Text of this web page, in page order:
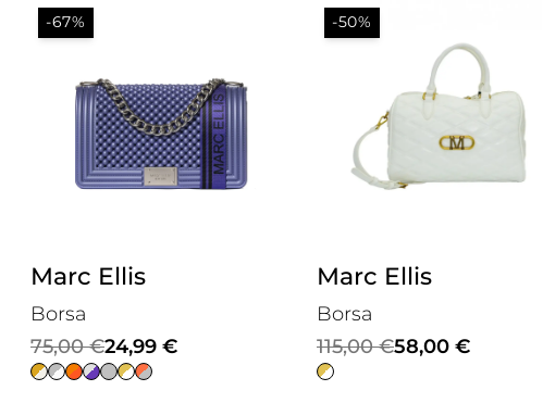
-67%
Marc Ellis
Borsa
75,00€
Il
prezzo
24,99 €
Il
prezzo
-50%
Marc Ellis
Borsa
115,00€
Il
prezzo
58,00 €
Il
prezzo